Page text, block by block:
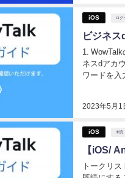
iOS ログ
ビジネ
2023年5月1
1.
ネスdアカ
ワードを入
iOS 未読
【iOS/
トークリ